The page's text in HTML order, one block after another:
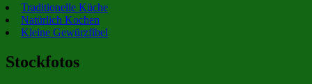
Traditionelle Küche
Natürlich Kochen
Kleine Gewürzfibel
Stockfotos